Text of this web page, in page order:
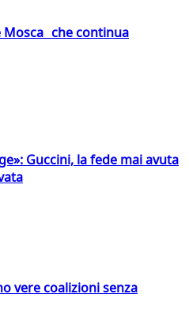
Mosca che continua
Guccini, la fede mai avuta
vere coalizioni senza